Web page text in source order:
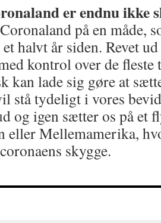
er endnu ikke
på en måde,
halvt år siden. Revet
kontrol over de
kan lade sig gøre at
stå tydeligt i vores
og igen sætter os på et
eller Mellemamerika,
skygge.